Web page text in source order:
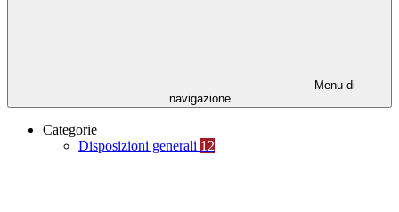
Menu di
navigazione
Categorie
Disposizioni generali 12